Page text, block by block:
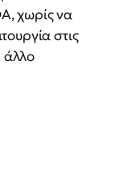
χωρίς να
στις
άλλο